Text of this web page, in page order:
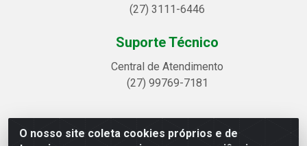
O nosso site coleta cookies próprios e de
(27) 3111-6446
Suporte Técnico
Central de Atendimento
(27) 99769-7181
Linhavix Distribuidora LTDA - Avenida Alegre, 2521 -